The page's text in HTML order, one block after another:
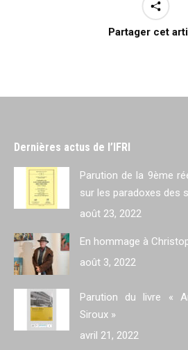
Partager cet
Dernières actus de l’IFRI
Parution de la 9ème
sur les paradoxes des
août 23, 2022
En hommage à
août 3, 2022
Parution du livre «
Siroux »
avril 21, 2022